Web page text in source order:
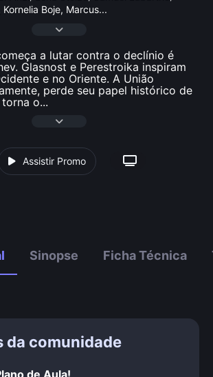
Boje, Marcus...
a lutar contra o declínio é
Glasnost e Perestroika inspiram
e no Oriente. A União
perde seu papel histórico de
o...
Assistir Promo
Sinopse Ficha Técnica
da comunidade
de Aula!